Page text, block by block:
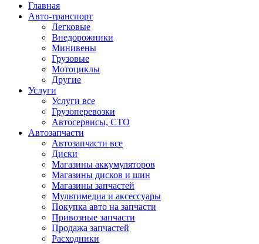
Главная
Авто-транспорт
Легковые
Внедорожники
Минивены
Грузовые
Мотоциклы
Другие
Услуги
Услуги все
Грузоперевозки
Автосервисы, СТО
Автозапчасти
Автозапчасти все
Диски
Магазины аккумуляторов
Магазины дисков и шин
Магазины запчастей
Мультимедиа и аксессуары
Покупка авто на запчасти
Привозные запчасти
Продажа запчастей
Расходники